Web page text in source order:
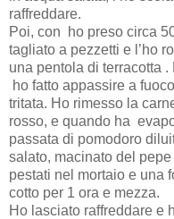
raffreddare.
Poi, con ho preso circa
tagliato a pezzetti e l’ho
una pentola di terracotta
ho fatto appassire a
tritata. Ho rimesso la
rosso, e quando ha
passata di pomodoro
salato, macinato del
pestati nel mortaio e una
cotto per 1 ora e mezza.
Ho lasciato raffreddare e